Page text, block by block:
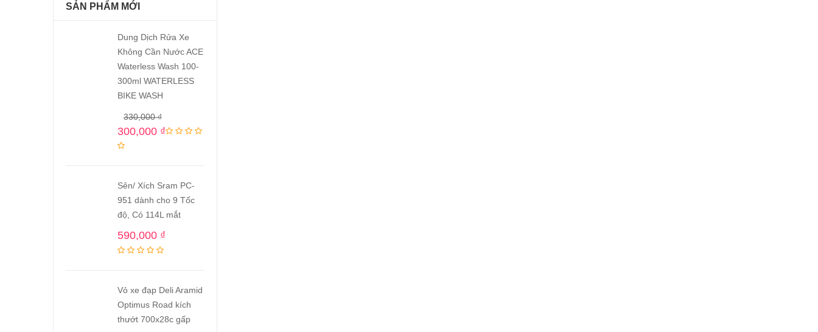
SẢN PHẨM MỚI
Dung Dịch Rửa Xe
Không Cần Nước ACE
Waterless Wash 100-
300ml WATERLESS
BIKE WASH
330,000₫
300,000 ₫
Sên/ Xích Sram PC-
951 dành cho 9 Tốc
độ, Có 114L mắt
590,000 ₫
Vỏ xe đạp Deli Aramid
Optimus Road kích
thướt 700x28c gấp